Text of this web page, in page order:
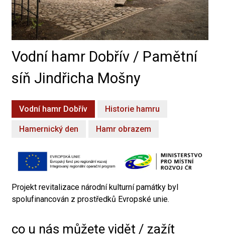
Vodní hamr Dobřív / Pamětní
síň Jindřicha Mošny
Vodní hamr Dobřív Historie hamru
Hamernický den Hamr obrazem
Projekt revitalizace národní kulturní památky byl
spolufinancován z prostředků Evropské unie.
co u nás můžete vidět / zažít